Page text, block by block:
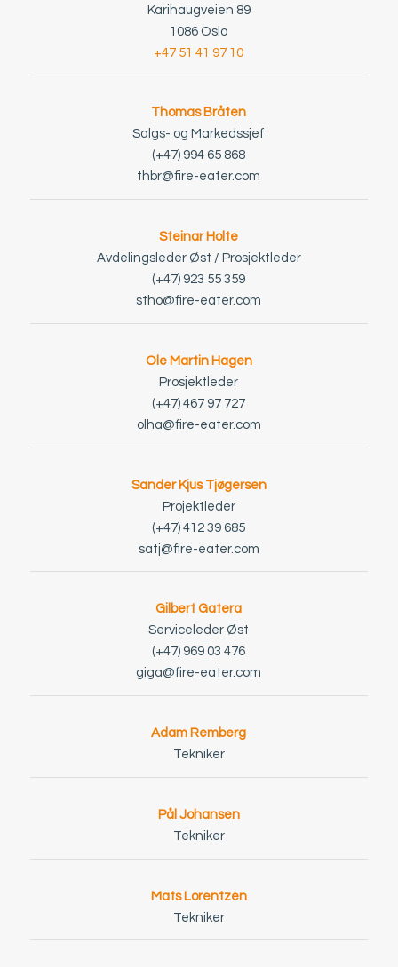
Karihaugveien 89
1086 Oslo
+47 51 41 97 10
Thomas Bråten
Salgs- og Markedssjef
(+47) 994 65 868
thbr@fire-eater.com
Steinar Holte
Avdelingsleder Øst / Prosjektleder
(+47) 923 55 359
stho@fire-eater.com
Ole Martin Hagen
Prosjektleder
(+47) 467 97 727
olha@fire-eater.com
Sander Kjus Tjøgersen
Projektleder
(+47) 412 39 685
satj@fire-eater.com
Gilbert Gatera
Serviceleder Øst
(+47) 969 03 476
giga@fire-eater.com
Adam Remberg
Tekniker
Pål Johansen
Tekniker
Mats Lorentzen
Tekniker